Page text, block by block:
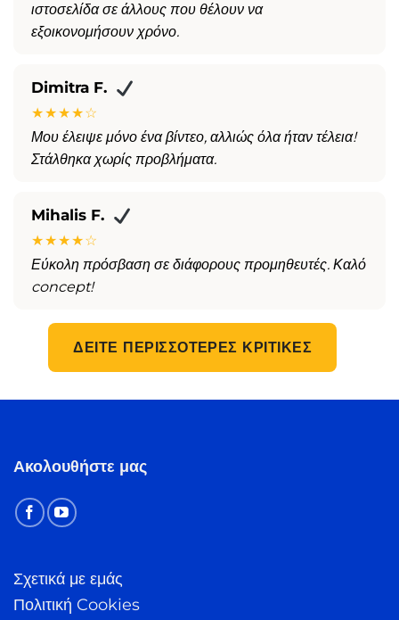
ιστοσελίδα σε άλλους που θέλουν να
εξοικονομήσουν χρόνο.
Dimitra F.
★★★★☆
Μου έλειψε μόνο ένα βίντεο, αλλιώς όλα ήταν τέλεια!
Στάλθηκα χωρίς προβλήματα.
Mihalis F.
★★★★☆
Εύκολη πρόσβαση σε διάφορους προμηθευτές. Καλό
concept!
ΔΕΊΤΕ ΠΕΡΙΣΣΌΤΕΡΕΣ ΚΡΙΤΙΚΈΣ
Ακολουθήστε μας
Σχετικά με εμάς
Πολιτική Cookies